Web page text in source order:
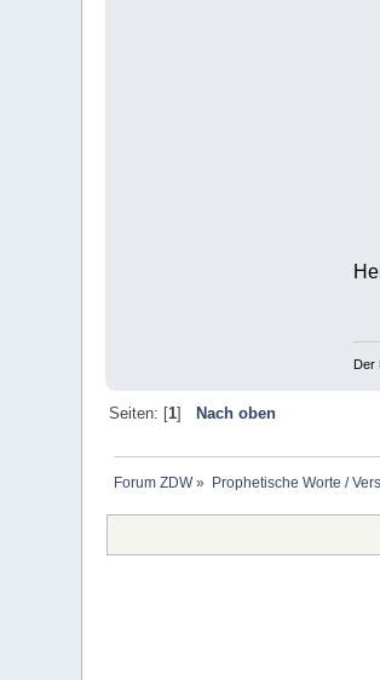
Der
Seiten: [1]
Nach oben
Forum ZDW» Prophetische Worte /